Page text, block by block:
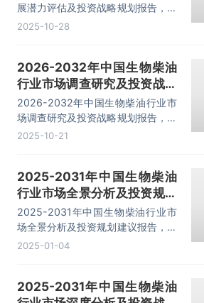
展潜力评估及投资战略规划报告，主
要包括部分企业发展现状分析、深度
2025-10-28
2026-2032年中国生物柴油
行业市场调查研究及投资战略
规划报告
2026-2032年中国生物柴油行业市
场调查研究及投资战略规划报告，主
要包括行业地区现状分析、态势投资
2025-10-21
2025-2031年中国生物柴油
行业市场全景分析及投资规划
建议报告
2025-2031年中国生物柴油行业市
场全景分析及投资规划建议报告，主
要包括行业竞争状态及市场格局分
议等内容。
2025-01-04
2025-2031年中国生物柴油